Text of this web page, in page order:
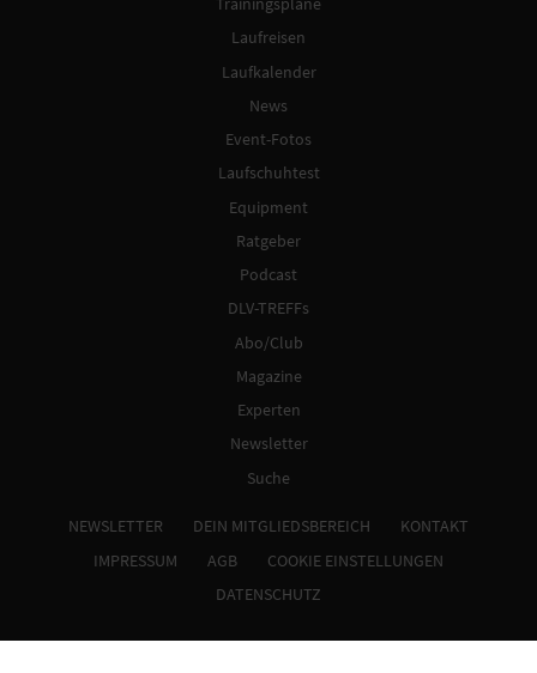
Laufreisen
Laufkalender
News
Event-Fotos
Laufschuhtest
Equipment
Ratgeber
Podcast
DLV-TREFFs
Abo/Club
Magazine
Experten
Newsletter
Suche
NEWSLETTER DEIN MITGLIEDSBEREICH
KONTAKT
IMPRESSUM
AGB
COOKIE EINSTELLUNGEN
DATENSCHUTZ